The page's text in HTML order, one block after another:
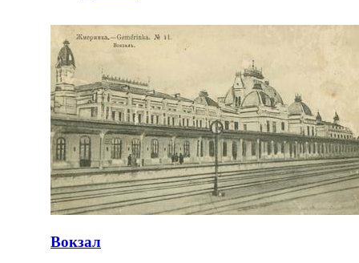
Вокзал